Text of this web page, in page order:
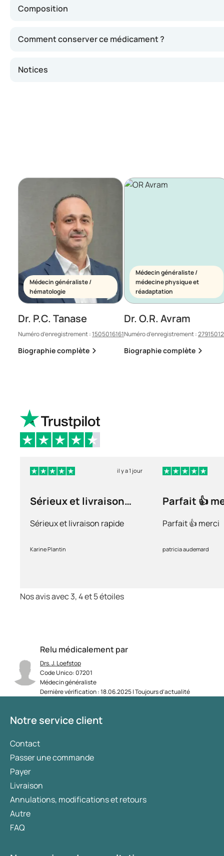
Relu médicalement par
Drs. J. Loefstop
Code Unico: 07201
Médecin généraliste
Dernière vérification : 18.06.2025 | Toujours d’actualité
Composition
Comment conserver ce médicament ?
Notices
Médecin généraliste /
hématologie
Dr. P.C. Tanase
Numéro d’enregistrement :1505016161
Biographie complète
Médecin généraliste /
médecine physique et
réadaptation
Dr. O.R. Avram
Numéro d’enregistrement :
Biographie complète
il y a 1 jour
Sérieux et livraison
Sérieux et livraison rapide
Karine Plantin
Parfait 👍
Parfait 👍 merci
patricia audemard
Nos avis avec 3, 4 et 5 étoiles
Notre service client
Contact
Passer une commande
Payer
Livraison
Annulations, modifications et retours
Autre
FAQ